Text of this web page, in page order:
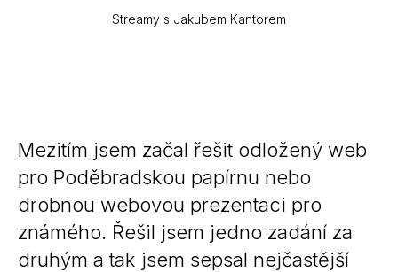
Streamy s Jakubem Kantorem
Mezitím jsem začal řešit odložený web
pro Poděbradskou papírnu nebo
drobnou webovou prezentaci pro
známého. Řešil jsem jedno zadání za
druhým a tak jsem sepsal nejčastější